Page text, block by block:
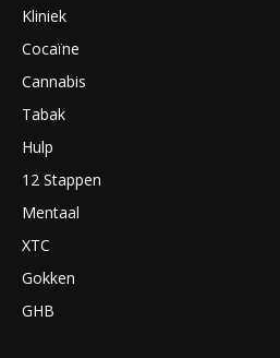
Kliniek
Cocaïne
Cannabis
Tabak
Hulp
12 Stappen
Mentaal
XTC
Gokken
GHB